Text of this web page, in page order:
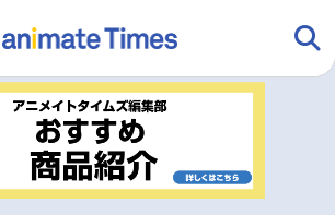
ランキング アニメ